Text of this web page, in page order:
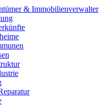
& Immobilienverwalter